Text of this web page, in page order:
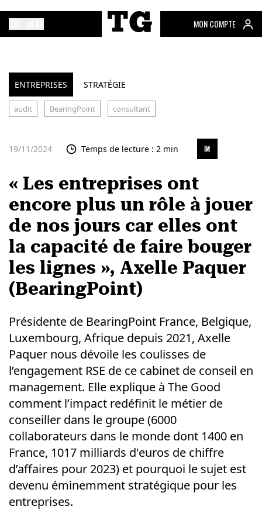
MON COMPTE
ENTREPRISES STRATÉGIE
audit BearingPoint consultant
19/11/2024 Temps de lecture : 2 min
« Les entreprises ont
encore plus un rôle à jouer
de nos jours car elles ont
la capacité de faire bouger
les lignes », Axelle Paquer
(BearingPoint)
Présidente de BearingPoint France, Belgique,
Luxembourg, Afrique depuis 2021, Axelle
Paquer nous dévoile les coulisses de
l’engagement RSE de ce cabinet de conseil en
management. Elle explique à The Good
comment l’impact redéfinit le métier de
conseiller dans le groupe (6000
collaborateurs dans le monde dont 1400 en
France, 1017 milliards d'euros de chiffre
d’affaires pour 2023) et pourquoi le sujet est
devenu éminemment stratégique pour les
entreprises.